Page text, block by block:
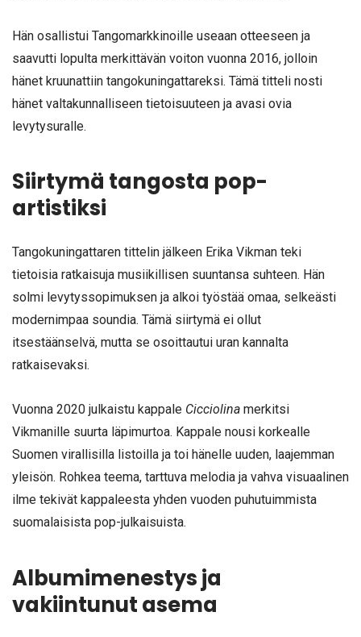
Hän osallistui Tangomarkkinoille useaan otteeseen ja
saavutti lopulta merkittävän voiton vuonna 2016, jolloin
hänet kruunattiin tangokuningattareksi. Tämä titteli nosti
hänet valtakunnalliseen tietoisuuteen ja avasi ovia
levytysuralle.
Siirtymä tangosta pop-
artistiksi
Tangokuningattaren tittelin jälkeen Erika Vikman teki
tietoisia ratkaisuja musiikillisen suuntansa suhteen. Hän
solmi levytyssopimuksen ja alkoi työstää omaa, selkeästi
modernimpaa soundia. Tämä siirtymä ei ollut
itsestäänselvä, mutta se osoittautui uran kannalta
ratkaisevaksi.
Vuonna 2020 julkaistu kappale Cicciolina merkitsi
Vikmanille suurta läpimurtoa. Kappale nousi korkealle
Suomen virallisilla listoilla ja toi hänelle uuden, laajemman
yleisön. Rohkea teema, tarttuva melodia ja vahva visuaalinen
ilme tekivät kappaleesta yhden vuoden puhutuimmista
suomalaisista pop-julkaisuista.
Albumimenestys ja
vakiintunut asema